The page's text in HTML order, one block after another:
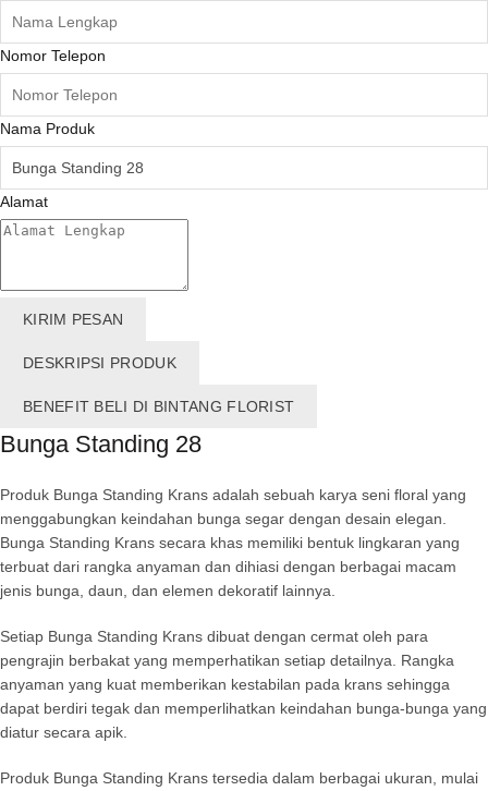
Nomor Telepon
Nama Produk
Alamat
KIRIM PESAN
DESKRIPSI PRODUK
BENEFIT BELI DI BINTANG FLORIST
Bunga Standing 28
Produk Bunga Standing Krans adalah sebuah karya seni floral yang
menggabungkan keindahan bunga segar dengan desain elegan.
Bunga Standing Krans secara khas memiliki bentuk lingkaran yang
terbuat dari rangka anyaman dan dihiasi dengan berbagai macam
jenis bunga, daun, dan elemen dekoratif lainnya.
Setiap Bunga Standing Krans dibuat dengan cermat oleh para
pengrajin berbakat yang memperhatikan setiap detailnya. Rangka
anyaman yang kuat memberikan kestabilan pada krans sehingga
dapat berdiri tegak dan memperlihatkan keindahan bunga-bunga yang
diatur secara apik.
Produk Bunga Standing Krans tersedia dalam berbagai ukuran, mulai